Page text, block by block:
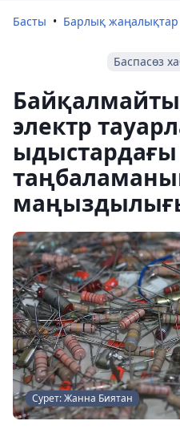
Басты Барлық жаңалықтар
Баспасөз
электр
ыдыстардағы
Сурет: Жанна Биятан